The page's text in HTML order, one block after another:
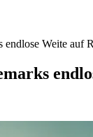
endlose Weite auf